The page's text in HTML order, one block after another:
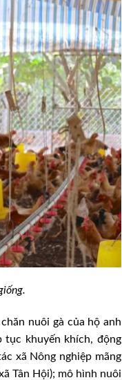
nuôi gà của hộ anh
tục khuyến khích, động
xã Nông nghiệp mãng
Tân Hội); mô hình nuôi